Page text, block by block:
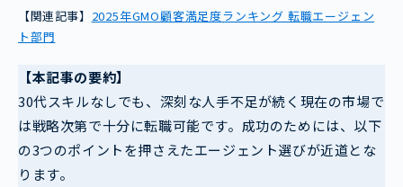
【関連記事】 2025年GMO顧客満足度ランキング 転職エージェン
ト部門
【本記事の要約】
30代スキルなしでも、深刻な人手不足が続く現在の市場で
は戦略次第で十分に転職可能です。成功のためには、以下
の3つのポイントを押さえたエージェント選びが近道とな
ります。